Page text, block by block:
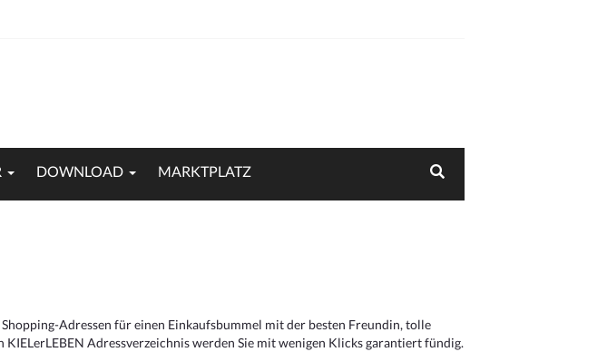
DOWNLOAD MARKTPLATZ
Adressen für einen Einkaufsbummel mit der besten Freundin, tolle
Adressverzeichnis werden Sie mit wenigen Klicks garantiert fündig.